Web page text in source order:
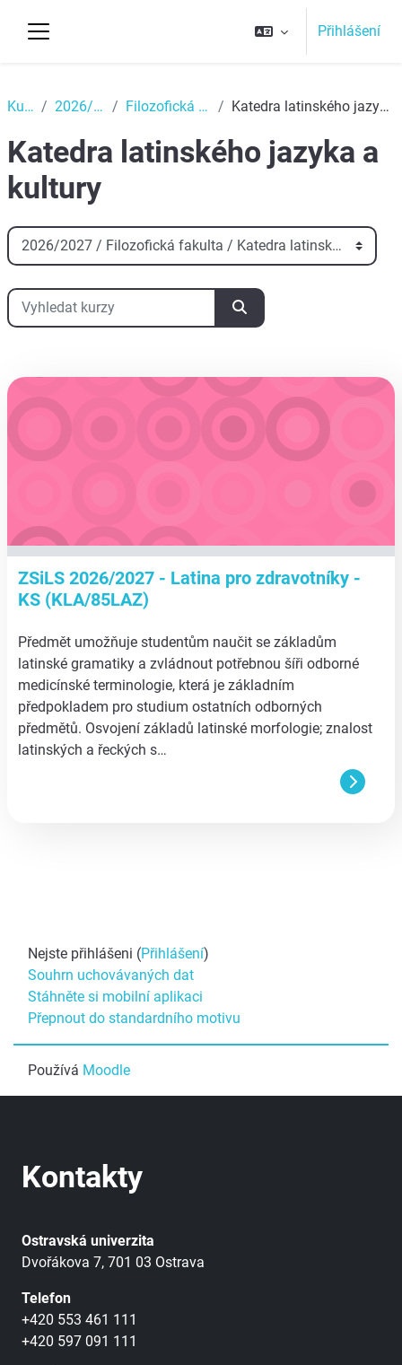
Přihlášení
Kurzy 2026/2027 Filozofická fakulta Katedra latinského jazyka a kultury
Katedra latinského jazyka a
kultury
Kategorie kurzů
Vyhledat kurzy
Vyhledat kurzy
aa
ZSiLS 2026/2027 - Latina pro zdravotníky -
KS (KLA/85LAZ)
Předmět umožňuje studentům naučit se základům
latinské gramatiky a zvládnout potřebnou šíři odborné
medicínské terminologie, která je základním
předpokladem pro studium ostatních odborných
předmětů. Osvojení základů latinské morfologie; znalost
latinských a řeckých s…
Nejste přihlášeni (Přihlášení)
Souhrn uchovávaných dat
Stáhněte si mobilní aplikaci
Přepnout do standardního motivu
Používá Moodle
Kontakty
Ostravská univerzita
Dvořákova 7, 701 03 Ostrava
Telefon
+420 553 461 111
+420 597 091 111